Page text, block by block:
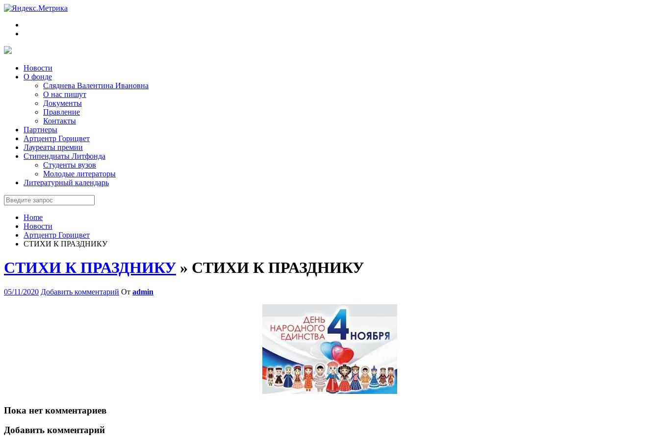
Новости
О фонде
Сляднева Валентина Ивановна
О нас пишут
Документы
Правление
Контакты
Партнеры
Артцентр Горицвет
Лауреаты премии
Стипендиаты Литфонда
Студенты вузов
Молодые литераторы
Литературный календарь
Home
Новости
Артцентр Горицвет
СТИХИ К ПРАЗДНИКУ
СТИХИ К ПРАЗДНИКУ » СТИХИ К ПРАЗДНИКУ
05/11/2020 Добавить комментарий От admin
Пока нет комментариев
Добавить комментарий